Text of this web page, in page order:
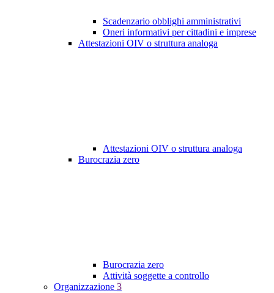
Scadenzario obblighi amministrativi
Oneri informativi per cittadini e imprese
Attestazioni OIV o struttura analoga
Attestazioni OIV o struttura analoga
Burocrazia zero
Burocrazia zero
Attività soggette a controllo
Organizzazione 3